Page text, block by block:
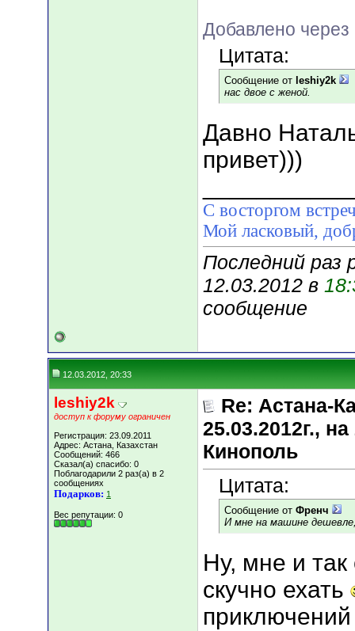
Добавлено через
Цитата:
Сообщение от leshiy2k
нас двое с женой.
Давно
привет)))
С восторгом
Мой ласковый,
Последний раз
12.03.2012 в
сообщение
12.03.2012, 20:33
leshiy2k
доступ к форуму ограничен
Регистрация: 23.09.2011
Адрес: Астана, Казахстан
Сообщений: 466
Сказал(а) спасибо: 0
Поблагодарили 2 раз(а) в 2
сообщениях
Подарков: 1
Вес репутации: 0
Re: Астана-
25.03.2012г.,
Кинополь
Цитата:
Сообщение от Френч
И мне на машине
Ну, мне и
скучно ехать